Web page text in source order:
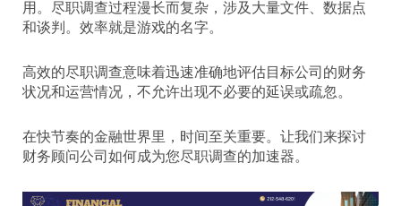
用。尽职调查过程漫长而复杂，涉及大量文件、数据点
和谈判。效率就是游戏的名字。
高效的尽职调查意味着迅速准确地评估目标公司的财务
状况和运营情况，不允许出现不必要的延误或疏忽。
在快节奏的金融世界里，时间至关重要。让我们来探讨
财务顾问公司如何成为您尽职调查的加速器。